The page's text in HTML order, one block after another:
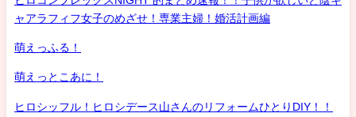
ャアラフィフ女子のめざせ！専業主婦！婚活計画編
萌えっふる！
萌えっとこあに！
ヒロシッフル！ヒロシデース山さんのリフォームひとりDIY！！